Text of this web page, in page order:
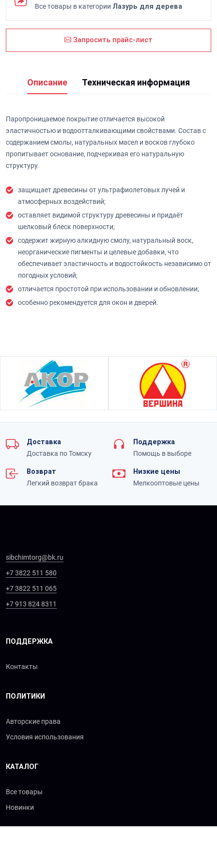
Все товары в категории Лазурь для дерева
Запросить прайс-лист
Описание Техническая информация
Паропроницаемое покрытие отличается высокой
эластичностью и водоотталкивающими свойствами. Состав с
содержанием смолы, натуральных масел и восков глубоко
пропитывает основание, подчеркивая его натуральную
структуру.
защищает древесины от ультрафиолетовых лучей и
атмосферных воздействий;
оставляет видимой структуру древесины и придаёт
шелковый блеск поверхности;
содержит жирную алкидную смолу, натуральный воск,
неорганические пигменты и целевые добавки, что
обеспечивает эластичность и водостойкость независимо от
погодных условий;
отличается простотой при использовании и обновлении;
особенно рекомендуется для окон и дверей.
Доставка
Доставка по Томску
Поддержка
Помощь в выборе
Возврат
Легкий возврат брака
Низкие цены
Мелкооптовые цены
sibchimtorg@bk.ru
+7 3822 511 580
+7 3822 511 065
+7 913 824 8311
ПОДДЕРЖКА
Контакты
ПОЛИТИКИ
Авторские права
Условия использования
КАТАЛОГ
Все товары
Новинки